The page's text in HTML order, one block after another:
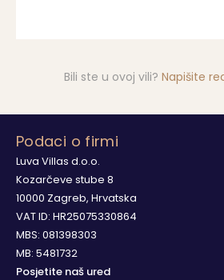
Bili ste u ovoj vili? Napišite
Podaci o firmi
Luva Villas d.o.o.
Kozarčeve stube 8
10000 Zagreb, Hrvatska
VAT ID: HR25075330864
MBS: 081398303
MB: 5481732
Posjetite naš ured